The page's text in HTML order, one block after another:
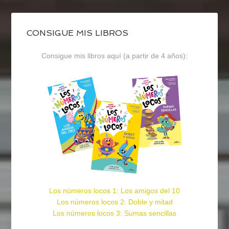
CONSIGUE MIS LIBROS
Consigue mis libros aquí (a partir de 4 años):
Los números locos 1: Los amigos del 10
Los números locos 2: Doble y mitad
Los números locos 3: Sumas sencillas